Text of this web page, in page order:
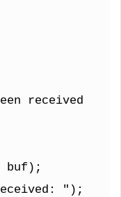
received
buf);
");